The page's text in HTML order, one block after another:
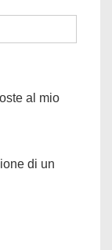
al mio
di un